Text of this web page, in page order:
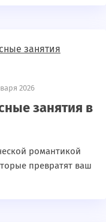
2026
занятия в
романтикой
превратят ваш